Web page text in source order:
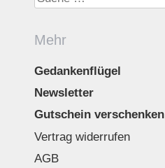
Mehr
Gedankenflügel
Newsletter
Gutschein verschenken
Vertrag widerrufen
AGB